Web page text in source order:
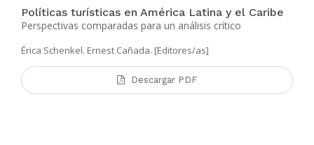
Políticas turísticas en América Latina y el Caribe
Perspectivas comparadas para un análisis crítico
Érica Schenkel. Ernest Cañada. [Editores/as]
Descargar PDF